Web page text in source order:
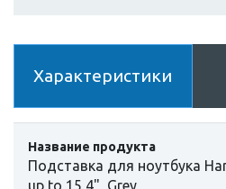
Характеристики
Название продукта
Подставка для ноутбука
up to 15,4", Grey